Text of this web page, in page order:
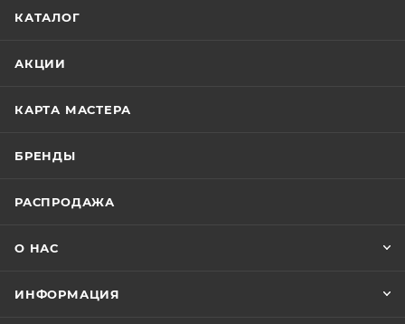
КАТАЛОГ
АКЦИИ
КАРТА МАСТЕРА
БРЕНДЫ
РАСПРОДАЖА
О НАС
ИНФОРМАЦИЯ